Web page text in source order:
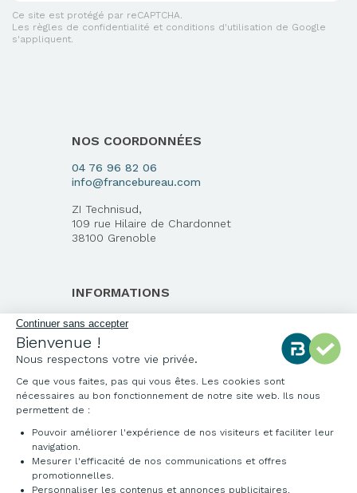
Ce site est protégé par reCAPTCHA.
Les règles de confidentialité et conditions d'utilisation de Google
s'appliquent.
NOS COORDONNÉES
04 76 96 82 06
info@francebureau.com
ZI Technisud,
109 rue Hilaire de Chardonnet
38100 Grenoble
INFORMATIONS
Qui sommes-nous ?
Notre charte qualité
Environnement
Origine des produits
Livraison et installation